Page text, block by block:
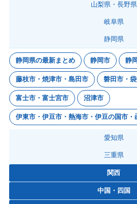
山梨県・長野県
岐阜県
静岡県
静岡県の最新まとめ 静岡市 静
藤枝市・焼津市・島田市 磐田市・
富士市・富士宮市 沼津市
伊東市・伊豆市・熱海市・伊豆の国市・
愛知県
三重県
関西
中国・四国